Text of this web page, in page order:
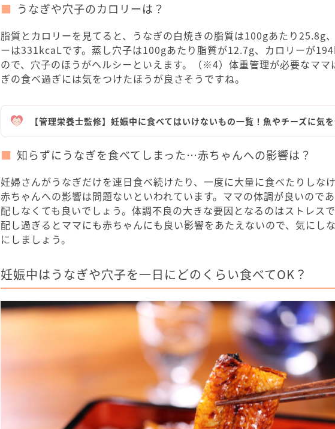
うなぎや穴子のカロリーは？
脂質とカロリーを見てると、うなぎの白焼きの脂質は100gあたり25.8g
ーは331kcaLです。蒸し穴子は100gあたり脂質が12.7g、カロリーが
ので、穴子のほうがヘルシーといえます。（※4）体重管理が必要なママ
ぎの食べ過ぎには気をつけたほうが良さそうですね。
【管理栄養士監修】妊娠中に食べてはいけないもの一覧！魚やチーズに気
知らずにうなぎを食べてしまった…赤ちゃんへの影響は？
妊婦さんがうなぎだけを連日食べ続けたり、一度に大量に食べたりしなけ
赤ちゃんへの影響は問題ないといわれています。ママの体調が良いので
配しなくても良いでしょう。体調不良の大きな要因となるのはストレス
配し過ぎるとママにも赤ちゃんにも良い影響をあたえないので、気にし
にしましょう。
妊娠中はうなぎや穴子を一日にどのくらい食べてOK？